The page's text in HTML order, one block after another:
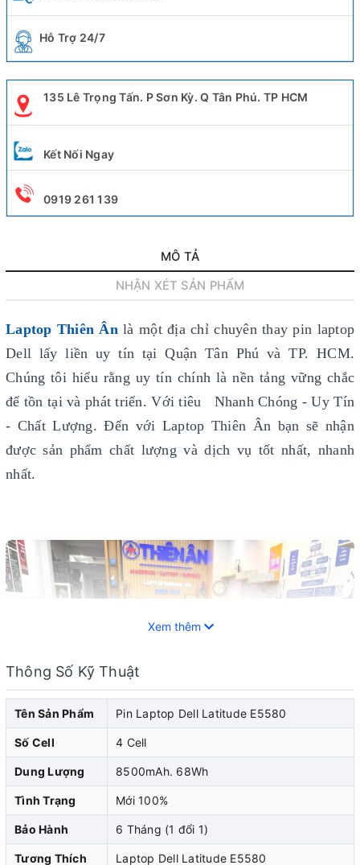
Hỗ Trợ 24/7
135 Lê Trọng Tấn. P Sơn Kỳ. Q Tân Phú. TP HCM
Kết Nối Ngay
0919 261 139
MÔ TẢ
NHẬN XÉT SẢN PHẨM
Laptop Thiên Ân là một địa chỉ chuyên thay pin laptop
Dell lấy liền uy tín tại Quận Tân Phú và TP. HCM.
Chúng tôi hiểu rằng uy tín chính là nền tảng vững chắc
để tồn tại và phát triển. Với tiêu Nhanh Chóng - Uy Tín
- Chất Lượng. Đến với Laptop Thiên Ân bạn sẽ nhận
được sản phẩm chất lượng và dịch vụ tốt nhất, nhanh
nhất.
Pin laptop Dell đóng vai trò quan trọng trong việc cung
Xem thêm
Thông Số Kỹ Thuật
Tên Sản Phẩm Pin Laptop Dell Latitude E5580
Số Cell 4 Cell
Dung Lượng 8500mAh. 68Wh
Tình Trạng Mới 100%
Bảo Hành 6 Tháng (1 đổi 1)
Tương Thích Laptop Dell Latitude E5580